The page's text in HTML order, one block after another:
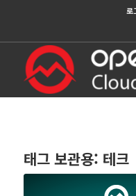
로
태그 보관용: 테크